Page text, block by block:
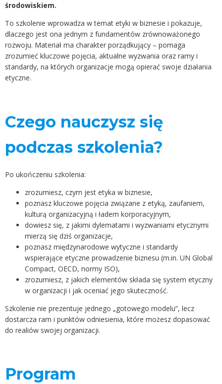
środowiskiem.
To szkolenie wprowadza w temat etyki w biznesie i pokazuje,
dlaczego jest ona jednym z fundamentów zrównoważonego
rozwoju. Materiał ma charakter porządkujący – pomaga
zrozumieć kluczowe pojęcia, aktualne wyzwania oraz ramy i
standardy, na których organizacje mogą opierać swoje działania
etyczne.
Czego nauczysz się
podczas szkolenia?
Po ukończeniu szkolenia:
zrozumiesz, czym jest etyka w biznesie,
poznasz kluczowe pojęcia związane z etyką, zaufaniem,
kulturą organizacyjną i ładem korporacyjnym,
dowiesz się, z jakimi dylematami i wyzwaniami etycznymi
mierzą się dziś organizacje,
poznasz międzynarodowe wytyczne i standardy
wspierające etyczne prowadzenie biznesu (m.in. UN Global
Compact, OECD, normy ISO),
zrozumiesz, z jakich elementów składa się system etyczny
w organizacji i jak oceniać jego skuteczność.
Szkolenie nie prezentuje jednego „gotowego modelu”, lecz
dostarcza ram i punktów odniesienia, które możesz dopasować
do realiów swojej organizacji.
Program